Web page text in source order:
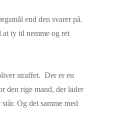
end den svarer på.
ty til nemme og ret
straffet. Der er en
den rige mand, der lader
Og det samme med